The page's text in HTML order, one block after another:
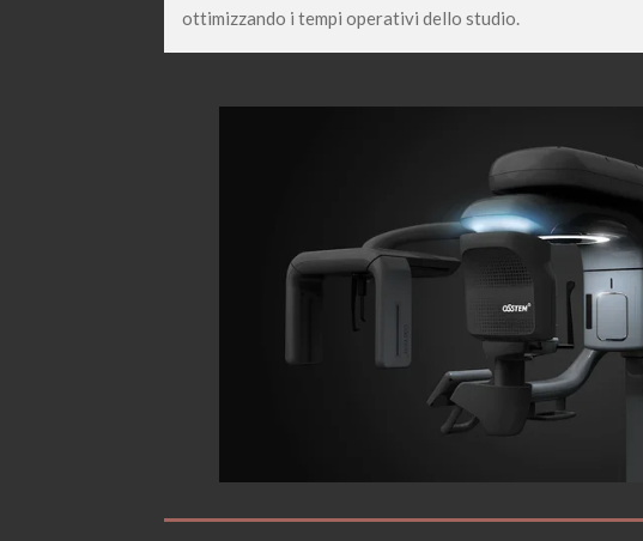
ottimizzando i tempi operativi dello studio.